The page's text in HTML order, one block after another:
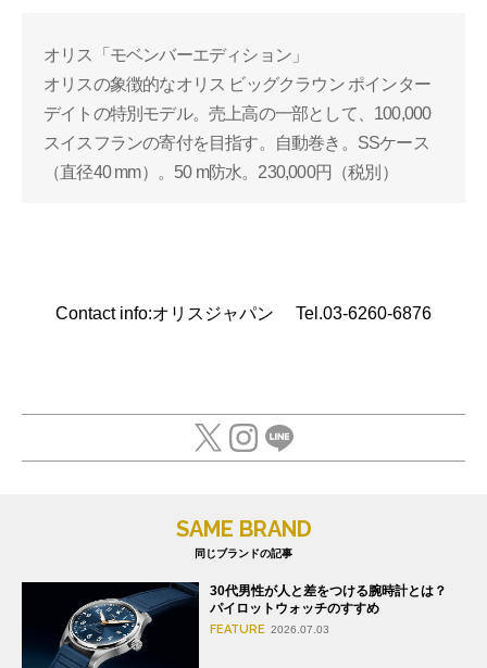
オリス「モベンバーエディション」
オリスの象徴的なオリス ビッグクラウン ポインター
デイトの特別モデル。売上高の一部として、100,000
スイスフランの寄付を目指す。自動巻き。SSケース
（直径40 mm）。50 m防水。230,000円（税別）
Contact info:オリスジャパン Tel.03-6260-6876
SAME BRAND
同じブランドの記事
30代男性が人と差をつける腕時計とは？
パイロットウォッチのすすめ
FEATURE 2026.07.03